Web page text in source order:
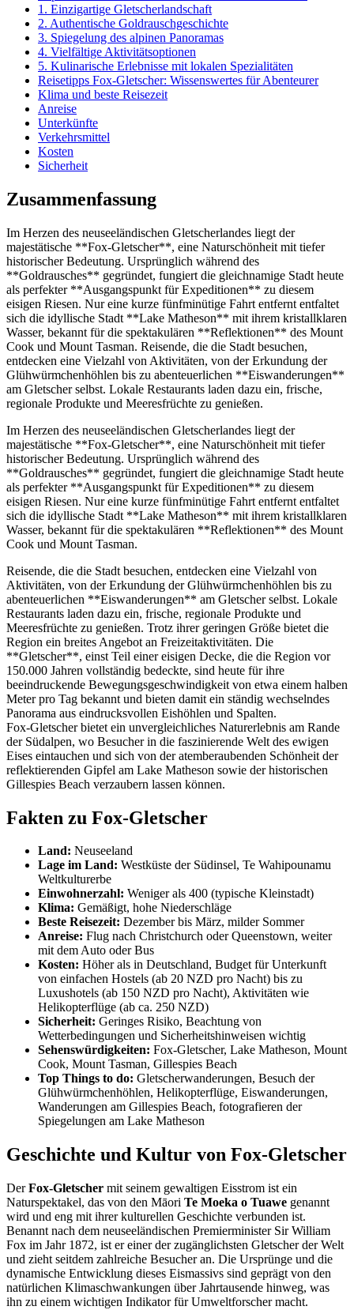
1. Einzigartige Gletscherlandschaft
2. Authentische Goldrauschgeschichte
3. Spiegelung des alpinen Panoramas
4. Vielfältige Aktivitätsoptionen
5. Kulinarische Erlebnisse mit lokalen Spezialitäten
Reisetipps Fox-Gletscher: Wissenswertes für Abenteurer
Klima und beste Reisezeit
Anreise
Unterkünfte
Verkehrsmittel
Kosten
Sicherheit
Zusammenfassung
Im Herzen des neuseeländischen Gletscherlandes liegt der
majestätische **Fox-Gletscher**, eine Naturschönheit mit tiefer
historischer Bedeutung. Ursprünglich während des
**Goldrausches** gegründet, fungiert die gleichnamige Stadt heute
als perfekter **Ausgangspunkt für Expeditionen** zu diesem
eisigen Riesen. Nur eine kurze fünfminütige Fahrt entfernt entfaltet
sich die idyllische Stadt **Lake Matheson** mit ihrem kristallklaren
Wasser, bekannt für die spektakulären **Reflektionen** des Mount
Cook und Mount Tasman. Reisende, die die Stadt besuchen,
entdecken eine Vielzahl von Aktivitäten, von der Erkundung der
Glühwürmchenhöhlen bis zu abenteuerlichen **Eiswanderungen**
am Gletscher selbst. Lokale Restaurants laden dazu ein, frische,
regionale Produkte und Meeresfrüchte zu genießen.
Im Herzen des neuseeländischen Gletscherlandes liegt der
majestätische **Fox-Gletscher**, eine Naturschönheit mit tiefer
historischer Bedeutung. Ursprünglich während des
**Goldrausches** gegründet, fungiert die gleichnamige Stadt heute
als perfekter **Ausgangspunkt für Expeditionen** zu diesem
eisigen Riesen. Nur eine kurze fünfminütige Fahrt entfernt entfaltet
sich die idyllische Stadt **Lake Matheson** mit ihrem kristallklaren
Wasser, bekannt für die spektakulären **Reflektionen** des Mount
Cook und Mount Tasman.
Reisende, die die Stadt besuchen, entdecken eine Vielzahl von
Aktivitäten, von der Erkundung der Glühwürmchenhöhlen bis zu
abenteuerlichen **Eiswanderungen** am Gletscher selbst. Lokale
Restaurants laden dazu ein, frische, regionale Produkte und
Meeresfrüchte zu genießen. Trotz ihrer geringen Größe bietet die
Region ein breites Angebot an Freizeitaktivitäten. Die
**Gletscher**, einst Teil einer eisigen Decke, die die Region vor
150.000 Jahren vollständig bedeckte, sind heute für ihre
beeindruckende Bewegungsgeschwindigkeit von etwa einem halben
Meter pro Tag bekannt und bieten damit ein ständig wechselndes
Panorama aus eindrucksvollen Eishöhlen und Spalten.
Fox-Gletscher bietet ein unvergleichliches Naturerlebnis am Rande
der Südalpen, wo Besucher in die faszinierende Welt des ewigen
Eises eintauchen und sich von der atemberaubenden Schönheit der
reflektierenden Gipfel am Lake Matheson sowie der historischen
Gillespies Beach verzaubern lassen können.
Fakten zu Fox-Gletscher
Land: Neuseeland
Lage im Land: Westküste der Südinsel, Te Wahipounamu
Weltkulturerbe
Einwohnerzahl: Weniger als 400 (typische Kleinstadt)
Klima: Gemäßigt, hohe Niederschläge
Beste Reisezeit: Dezember bis März, milder Sommer
Anreise: Flug nach Christchurch oder Queenstown, weiter
mit dem Auto oder Bus
Kosten: Höher als in Deutschland, Budget für Unterkunft
von einfachen Hostels (ab 20 NZD pro Nacht) bis zu
Luxushotels (ab 150 NZD pro Nacht), Aktivitäten wie
Helikopterflüge (ab ca. 250 NZD)
Sicherheit: Geringes Risiko, Beachtung von
Wetterbedingungen und Sicherheitshinweisen wichtig
Sehenswürdigkeiten: Fox-Gletscher, Lake Matheson, Mount
Cook, Mount Tasman, Gillespies Beach
Top Things to do: Gletscherwanderungen, Besuch der
Glühwürmchenhöhlen, Helikopterflüge, Eiswanderungen,
Wanderungen am Gillespies Beach, fotografieren der
Spiegelungen am Lake Matheson
Geschichte und Kultur von Fox-Gletscher
DerFox-Gletscher mit seinem gewaltigen Eisstrom ist ein
Naturspektakel, das von den Māori Te Moeka o Tuawe genannt
wird und eng mit ihrer kulturellen Geschichte verbunden ist.
Benannt nach dem neuseeländischen Premierminister Sir William
Fox im Jahr 1872, ist er einer der zugänglichsten Gletscher der Welt
und zieht seitdem zahlreiche Besucher an. Die Ursprünge und die
dynamische Entwicklung dieses Eismassivs sind geprägt von den
natürlichen Klimaschwankungen über Jahrtausende hinweg, was
ihn zu einem wichtigen Indikator für Umweltforscher macht.